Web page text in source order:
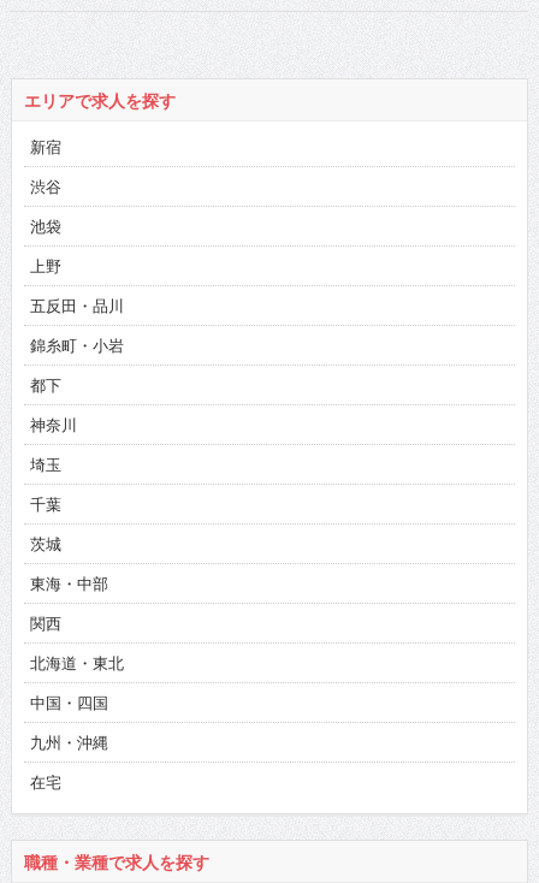
エリアで求人を探す
新宿
渋谷
池袋
上野
五反田・品川
錦糸町・小岩
都下
神奈川
埼玉
千葉
茨城
東海・中部
関西
北海道・東北
中国・四国
九州・沖縄
在宅
職種・業種で求人を探す